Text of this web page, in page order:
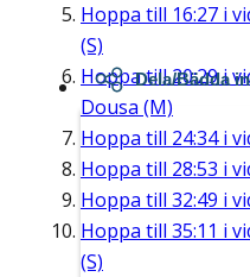
Hoppa till 16:27 i
(S)
Hoppa till20:29i
Dousa (M)
Hoppa till 24:34i
Hoppa till 28:53 i
Hoppa till 32:49 i
Hoppa till 35:11 i
(S)
Dela/Bädda in